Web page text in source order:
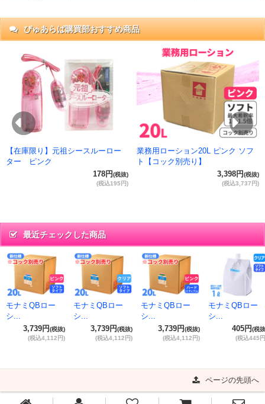
ぴゅあらば購買部おすすめ商品
Previous
【在庫限り】元祖シースルーロー
ター ピンク
178円(税抜)
(税込195円)
業務用ローション20L ピンク ソフ
ト【コック別売り】
3,398円(税抜)
(税込3,737円)
最近チェックした商品
モナミQBロー
シ...
3,739円(税抜)
(税込4,112円)
モナミQBロー
シ...
3,739円(税抜)
(税込4,112円)
モナミQBロー
シ...
3,739円(税抜)
(税込4,112円)
モナミQBロー
シ...
405円(税
(税込445
ページの先頭へ